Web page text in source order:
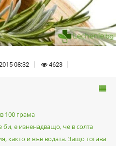
08:32 4623
100 грама
е изненадващо, че в солта
както и във водата. Защо тогава